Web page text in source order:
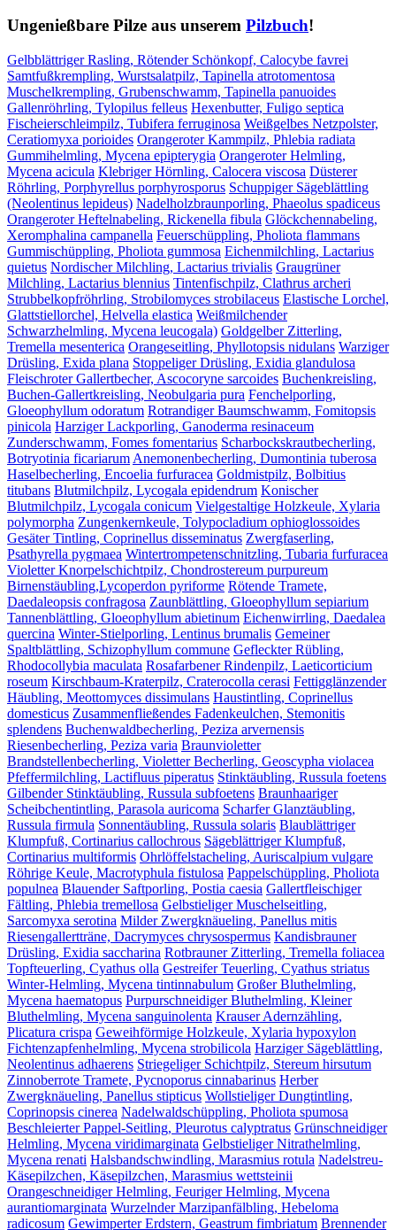
Ungenießbare Pilze aus unserem Pilzbuch!
Gelbblättriger Rasling, Rötender Schönkopf, Calocybe favrei
Samtfußkrempling, Wurstsalatpilz, Tapinella atrotomentosa
Muschelkrempling, Grubenschwamm, Tapinella panuoides
Gallenröhrling, Tylopilus felleus Hexenbutter, Fuligo septica
Fischeierschleimpilz, Tubifera ferruginosa Weißgelbes Netzpolster,
Ceratiomyxa porioides Orangeroter Kammpilz, Phlebia radiata
Gummihelmling, Mycena epipterygia Orangeroter Helmling,
Mycena acicula Klebriger Hörnling, Calocera viscosa Düsterer
Röhrling, Porphyrellus porphyrosporus Schuppiger Sägeblättling
(Neolentinus lepideus) Nadelholzbraunporling, Phaeolus spadiceus
Orangeroter Heftelnabeling, Rickenella fibula Glöckchennabeling,
Xeromphalina campanella Feuerschüppling, Pholiota flammans
Gummischüppling, Pholiota gummosa Eichenmilchling, Lactarius
quietus Nordischer Milchling, Lactarius trivialis Graugrüner
Milchling, Lactarius blennius Tintenfischpilz, Clathrus archeri
Strubbelkopfröhrling, Strobilomyces strobilaceus Elastische Lorchel,
Glattstiellorchel, Helvella elastica Weißmilchender
Schwarzhelmling, Mycena leucogala) Goldgelber Zitterling,
Tremella mesenterica Orangeseitling, Phyllotopsis nidulans Warziger
Drüsling, Exida plana Stoppeliger Drüsling, Exidia glandulosa
Fleischroter Gallertbecher, Ascocoryne sarcoides Buchenkreisling,
Buchen-Gallertkreisling, Neobulgaria pura Fenchelporling,
Gloeophyllum odoratum Rotrandiger Baumschwamm, Fomitopsis
pinicola Harziger Lackporling, Ganoderma resinaceum
Zunderschwamm, Fomes fomentarius Scharbockskrautbecherling,
Botryotinia ficariarum Anemonenbecherling, Dumontinia tuberosa
Haselbecherling, Encoelia furfuracea Goldmistpilz, Bolbitius
titubans Blutmilchpilz, Lycogala epidendrum Konischer
Blutmilchpilz, Lycogala conicum Vielgestaltige Holzkeule, Xylaria
polymorpha Zungenkernkeule, Tolypocladium ophioglossoides
Gesäter Tintling, Coprinellus disseminatus Zwergfaserling,
Psathyrella pygmaea Wintertrompetenschnitzling, Tubaria furfuracea
Violetter Knorpelschichtpilz, Chondrostereum purpureum
Birnenstäubling,Lycoperdon pyriforme Rötende Tramete,
Daedaleopsis confragosa Zaunblättling, Gloeophyllum sepiarium
Tannenblättling, Gloeophyllum abietinum Eichenwirrling, Daedalea
quercina Winter-Stielporling, Lentinus brumalis Gemeiner
Spaltblättling, Schizophyllum commune Gefleckter Rübling,
Rhodocollybia maculata Rosafarbener Rindenpilz, Laeticorticium
roseum Kirschbaum-Kraterpilz, Craterocolla cerasi Fettigglänzender
Häubling, Meottomyces dissimulans Haustintling, Coprinellus
domesticus Zusammenfließendes Fadenkeulchen, Stemonitis
splendens Buchenwaldbecherling, Peziza arvernensis
Riesenbecherling, Peziza varia Braunvioletter
Brandstellenbecherling, Violetter Becherling, Geoscypha violacea
Pfeffermilchling, Lactifluus piperatus Stinktäubling, Russula foetens
Gilbender Stinktäubling, Russula subfoetens Braunhaariger
Scheibchentintling, Parasola auricoma Scharfer Glanztäubling,
Russula firmula Sonnentäubling, Russula solaris Blaublättriger
Klumpfuß, Cortinarius callochrous Sägeblättriger Klumpfuß,
Cortinarius multiformis Ohrlöffelstacheling, Auriscalpium vulgare
Röhrige Keule, Macrotyphula fistulosa Pappelschüppling, Pholiota
populnea Blauender Saftporling, Postia caesia Gallertfleischiger
Fältling, Phlebia tremellosa Gelbstieliger Muschelseitling,
Sarcomyxa serotina Milder Zwergknäueling, Panellus mitis
Riesengallertträne, Dacrymyces chrysospermus Kandisbrauner
Drüsling, Exidia saccharina Rotbrauner Zitterling, Tremella foliacea
Topfteuerling, Cyathus olla Gestreifer Teuerling, Cyathus striatus
Winter-Helmling, Mycena tintinnabulum Großer Bluthelmling,
Mycena haematopus Purpurschneidiger Bluthelmling, Kleiner
Bluthelmling, Mycena sanguinolenta Krauser Adernzähling,
Plicatura crispa Geweihförmige Holzkeule, Xylaria hypoxylon
Fichtenzapfenhelmling, Mycena strobilicola Harziger Sägeblättling,
Neolentinus adhaerens Striegeliger Schichtpilz, Stereum hirsutum
Zinnoberrote Tramete, Pycnoporus cinnabarinus Herber
Zwergknäueling, Panellus stipticus Wollstieliger Dungtintling,
Coprinopsis cinerea Nadelwaldschüppling, Pholiota spumosa
Beschleierter Pappel-Seitling, Pleurotus calyptratus Grünschneidiger
Helmling, Mycena viridimarginata Gelbstieliger Nitrathelmling,
Mycena renati Halsbandschwindling, Marasmius rotula Nadelstreu-
Käsepilzchen, Käsepilzchen, Marasmius wettsteinii
Orangeschneidiger Helmling, Feuriger Helmling, Mycena
aurantiomarginata Wurzelnder Marzipanfälbling, Hebeloma
radicosum Gewimperter Erdstern, Geastrum fimbriatum Brennender